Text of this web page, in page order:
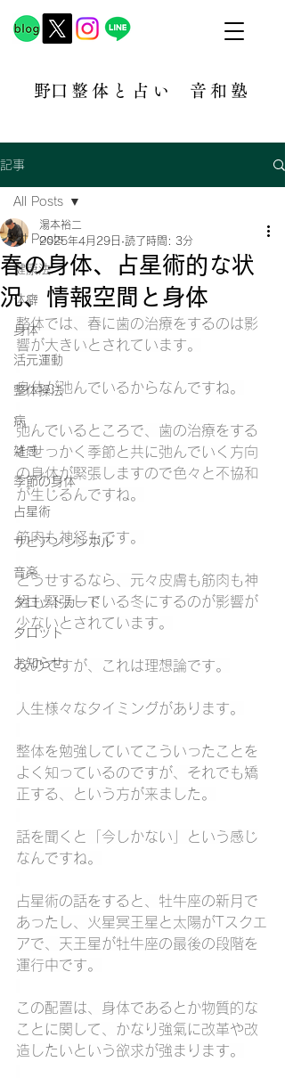
​野口整体と占い 音和塾​
記事
All Posts
健康法
体癖
身体
活元運動
整体操法
病
雑感
季節の身体
占星術
サビアンシンボル
音楽
タロットカード
タロット
お知らせ
All Posts
春の身体、占星術的な状
況、情報空間と身体
湯本裕二
2025年4月29日 読了時間: 3分
整体では、春に歯の治療をするのは影
響が大きいとされています。
身体が弛んでいるからなんですね。
弛んでいるところで、歯の治療をする
とせっかく季節と共に弛んでいく方向
の身体が緊張しますので色々と不協和
が生じるんですね。
筋肉も神経もです。
どうせするなら、元々皮膚も筋肉も神
経も緊張している冬にするのが影響が
少ないとされています。
なのですが、これは理想論です。
人生様々なタイミングがあります。
整体を勉強していてこういったことを
よく知っているのですが、それでも矯
正する、という方が来ました。
話を聞くと「今しかない」という感じ
なんですね。
占星術の話をすると、牡牛座の新月で
あったし、火星冥王星と太陽がTスクエ
アで、天王星が牡牛座の最後の段階を
運行中です。
この配置は、身体であるとか物質的な
ことに関して、かなり強氣に改革や改
造したいという欲求が強まります。